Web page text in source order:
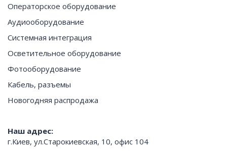
Операторское оборудование
Аудиооборудование
Системная интеграция
Осветительное оборудование
Фотооборудование
Кабель, разъемы
Новогодняя распродажа
Наш адрес:
г.Киев, ул.Старокиевская, 10, офис 104